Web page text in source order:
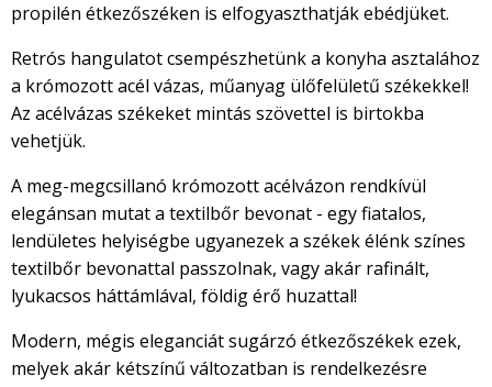
propilén étkezőszéken is elfogyaszthatják ebédjüket.
Retrós hangulatot csempészhetünk a konyha asztalához
a krómozott acél vázas, műanyag ülőfelületű székekkel!
Az acélvázas székeket mintás szövettel is birtokba
vehetjük.
A meg-megcsillanó krómozott acélvázon rendkívül
elegánsan mutat a textilbőr bevonat - egy fiatalos,
lendületes helyiségbe ugyanezek a székek élénk színes
textilbőr bevonattal passzolnak, vagy akár rafinált,
lyukacsos háttámlával, földig érő huzattal!
Modern, mégis eleganciát sugárzó étkezőszékek ezek,
melyek akár kétszínű változatban is rendelkezésre